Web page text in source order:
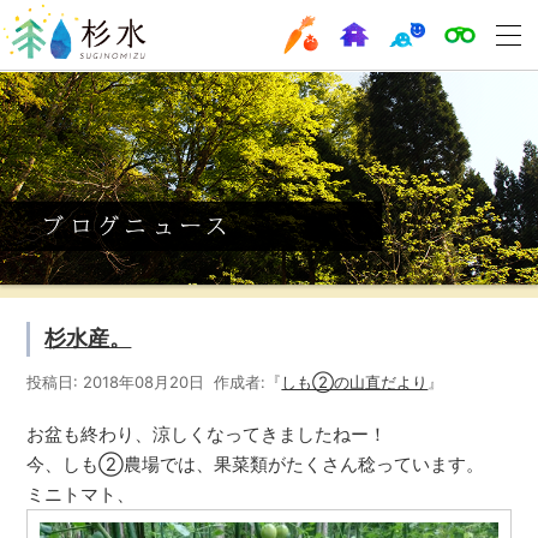
杉水産。
投稿日: 2018年08月20日 作成者:『しも②の山直だより 』
お盆も終わり、涼しくなってきましたねー！
今、しも②農場では、果菜類がたくさん稔っています。
ミニトマト、